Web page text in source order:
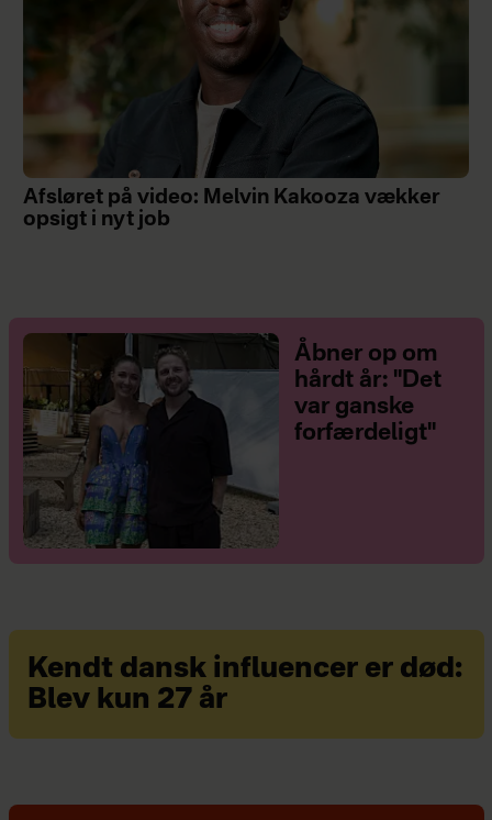
Afsløret på video: Melvin Kakooza vækker
opsigt i nyt job
Åbner op om
hårdt år: "Det
var ganske
forfærdeligt"
Kendt dansk influencer er død:
Blev kun 27 år